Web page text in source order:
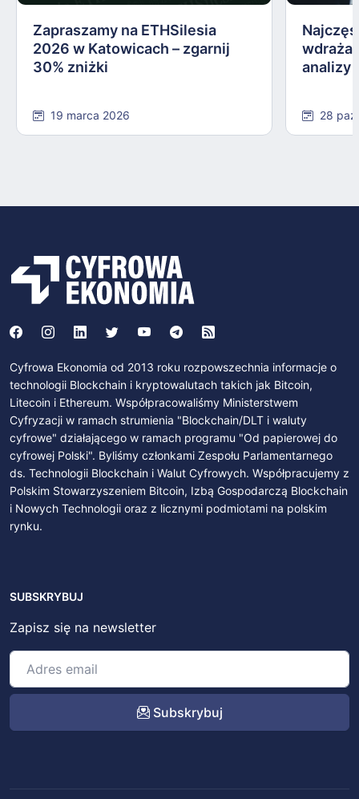
Zapraszamy na ETHSilesia
2026 w Katowicach – zgarnij
30% zniżki
19 marca 2026
analizy
28
Cyfrowa Ekonomia od 2013 roku rozpowszechnia informacje o
technologii Blockchain i kryptowalutach takich jak Bitcoin,
Litecoin i Ethereum. Współpracowaliśmy Ministerstwem
Cyfryzacji w ramach strumienia "Blockchain/DLT i waluty
cyfrowe" działającego w ramach programu "Od papierowej do
cyfrowej Polski". Byliśmy członkami Zespołu Parlamentarnego
ds. Technologii Blockchain i Walut Cyfrowych. Współpracujemy z
Polskim Stowarzyszeniem Bitcoin, Izbą Gospodarczą Blockchain
i Nowych Technologii oraz z licznymi podmiotami na polskim
rynku.
SUBSKRYBUJ
Zapisz się na newsletter
Subskrybuj